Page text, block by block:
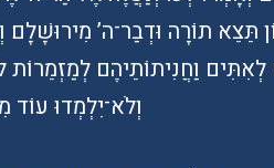
תֵּצֵא תוֹרָה וּדְבַר־ה’ מִירוּשָׁלִָם׃
וַחֲנִיתוֹתֵיהֶם לְמַזְמֵרוֹת
וְלֹא־יִלְמְדוּ עוֹד